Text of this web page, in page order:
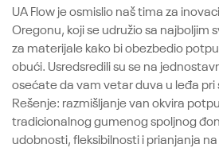
UA Flow je osmislio naš tima za
Oregonu, koji se udružio sa najboljim
za materijale kako bi obezbedio
obući. Usredsredili su se na
osećate da vam vetar duva u leđa pri
Rešenje: razmišljanje van okvira
tradicionalnog gumenog spoljnog
udobnosti, fleksibilnosti i prianjanja